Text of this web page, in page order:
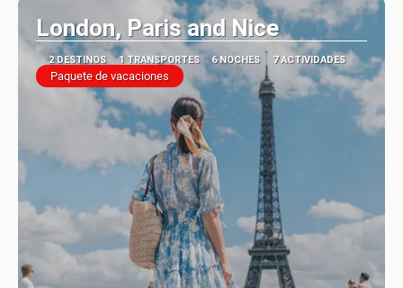
London, Paris and Nice
2 DESTINOS 1 TRANSPORTES 6 NOCHES 7 ACTIVIDADES
Paquete de vacaciones